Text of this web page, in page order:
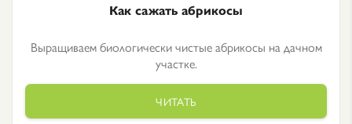
Как сажать абрикосы
Выращиваем биологически чистые абрикосы на дачном
участке.
ЧИТАТЬ